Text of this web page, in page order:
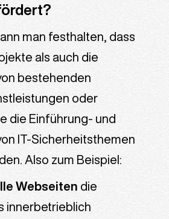
man festhalten, dass
als auch die
bestehenden
oder
die Einführung- und
IT-Sicherheitsthemen
Also zum Beispiel:
Webseiten die
innerbetrieblich